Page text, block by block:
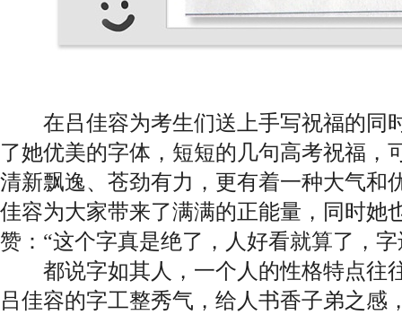
在吕佳容为考生们送上手写祝福的同
了她优美的字体，短短的几句高考祝福，
清新飘逸、苍劲有力，更有着一种大气和
佳容为大家带来了满满的正能量，同时她
赞：“这个字真是绝了，人好看就算了，
都说字如其人，一个人的性格特点往
吕佳容的字工整秀气，给人书香子弟之感